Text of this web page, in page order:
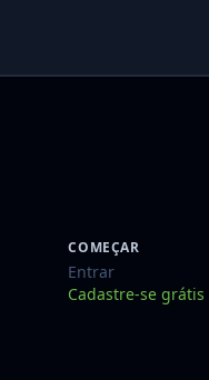
COMEÇAR
Entrar
Cadastre-se grátis